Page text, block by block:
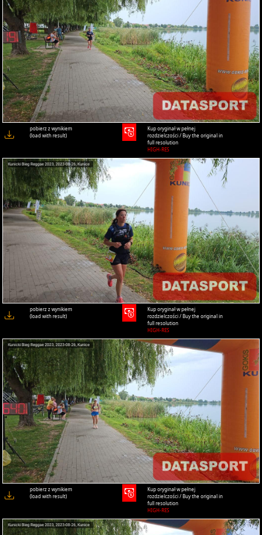
pobierz z wynikiem
(load with result)
Kup oryginał w pełnej
rozdzielczości / Buy the original in
full resolution
HIGH-RES
pobierz z wynikiem
(load with result)
Kup oryginał w pełnej
rozdzielczości / Buy the original in
full resolution
HIGH-RES
pobierz z wynikiem
(load with result)
Kup oryginał w pełnej
rozdzielczości / Buy the original in
full resolution
HIGH-RES